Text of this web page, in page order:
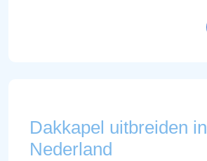
Dakkapel uitbreiden in
Nederland